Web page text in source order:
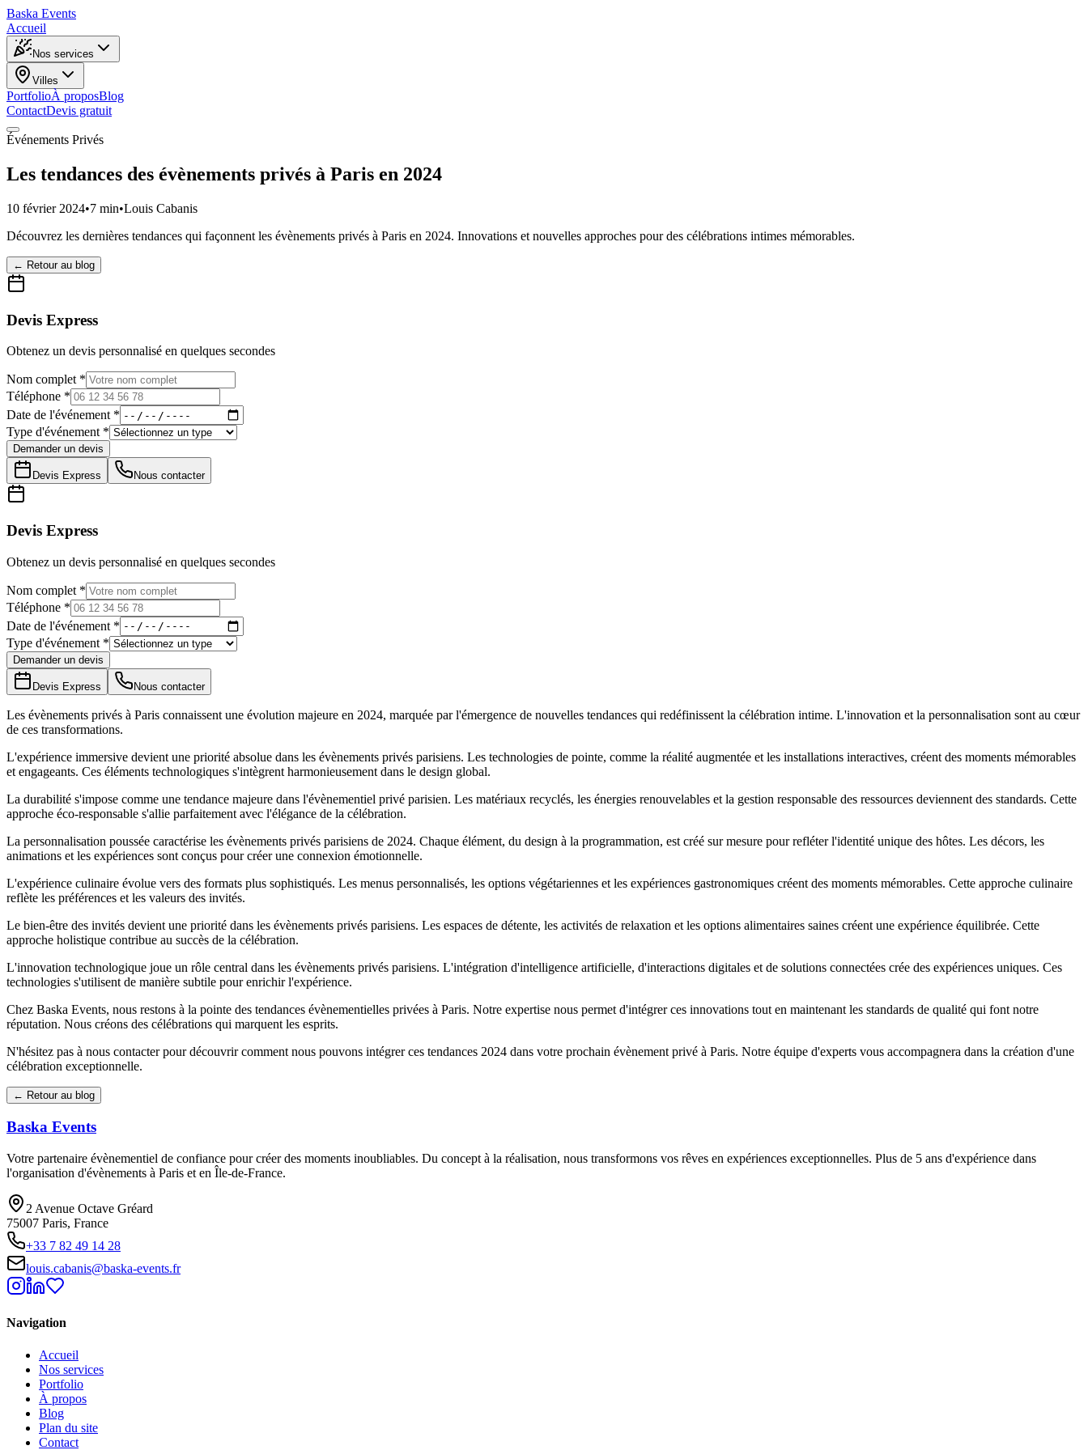
Baska Events
Accueil
Nos services
Villes
PortfolioÀ proposBlog
ContactDevis gratuit
Événements Privés
Les tendances des évènements privés à Paris en 2024
10 février 2024•7 min•Louis Cabanis
Découvrez les dernières tendances qui façonnent les évènements privés à Paris en 2024. Innovations et nouvelles approches pour des célébrations intimes mémorables.
← Retour au blog
Devis Express
Obtenez un devis personnalisé en quelques secondes
Nom complet *
Téléphone *
Date de l'événement *
Type d'événement *
Demander un devis
Devis Express Nous contacter
Devis Express
Obtenez un devis personnalisé en quelques secondes
Nom complet *
Téléphone *
Date de l'événement *
Type d'événement *
Demander un devis
Devis Express Nous contacter
Les évènements privés à Paris connaissent une évolution majeure en 2024, marquée par l'émergence de nouvelles tendances qui redéfinissent la célébration intime. L'innovation et la personnalisation sont au cœur
de ces transformations.
L'expérience immersive devient une priorité absolue dans les évènements privés parisiens. Les technologies de pointe, comme la réalité augmentée et les installations interactives, créent des moments mémorables
et engageants. Ces éléments technologiques s'intègrent harmonieusement dans le design global.
La durabilité s'impose comme une tendance majeure dans l'évènementiel privé parisien. Les matériaux recyclés, les énergies renouvelables et la gestion responsable des ressources deviennent des standards. Cette
approche éco-responsable s'allie parfaitement avec l'élégance de la célébration.
La personnalisation poussée caractérise les évènements privés parisiens de 2024. Chaque élément, du design à la programmation, est créé sur mesure pour refléter l'identité unique des hôtes. Les décors, les
animations et les expériences sont conçus pour créer une connexion émotionnelle.
L'expérience culinaire évolue vers des formats plus sophistiqués. Les menus personnalisés, les options végétariennes et les expériences gastronomiques créent des moments mémorables. Cette approche culinaire
reflète les préférences et les valeurs des invités.
Le bien-être des invités devient une priorité dans les évènements privés parisiens. Les espaces de détente, les activités de relaxation et les options alimentaires saines créent une expérience équilibrée. Cette
approche holistique contribue au succès de la célébration.
L'innovation technologique joue un rôle central dans les évènements privés parisiens. L'intégration d'intelligence artificielle, d'interactions digitales et de solutions connectées crée des expériences uniques. Ces
technologies s'utilisent de manière subtile pour enrichir l'expérience.
Chez Baska Events, nous restons à la pointe des tendances évènementielles privées à Paris. Notre expertise nous permet d'intégrer ces innovations tout en maintenant les standards de qualité qui font notre
réputation. Nous créons des célébrations qui marquent les esprits.
N'hésitez pas à nous contacter pour découvrir comment nous pouvons intégrer ces tendances 2024 dans votre prochain évènement privé à Paris. Notre équipe d'experts vous accompagnera dans la création d'une
célébration exceptionnelle.
← Retour au blog
Baska Events
Votre partenaire évènementiel de confiance pour créer des moments inoubliables. Du concept à la réalisation, nous transformons vos rêves en expériences exceptionnelles. Plus de 5 ans d'expérience dans
l'organisation d'évènements à Paris et en Île-de-France.
2 Avenue Octave Gréard
75007 Paris, France
+33 7 82 49 14 28
louis.cabanis@baska-events.fr
Navigation
Accueil
Nos services
Portfolio
À propos
Blog
Plan du site
Contact